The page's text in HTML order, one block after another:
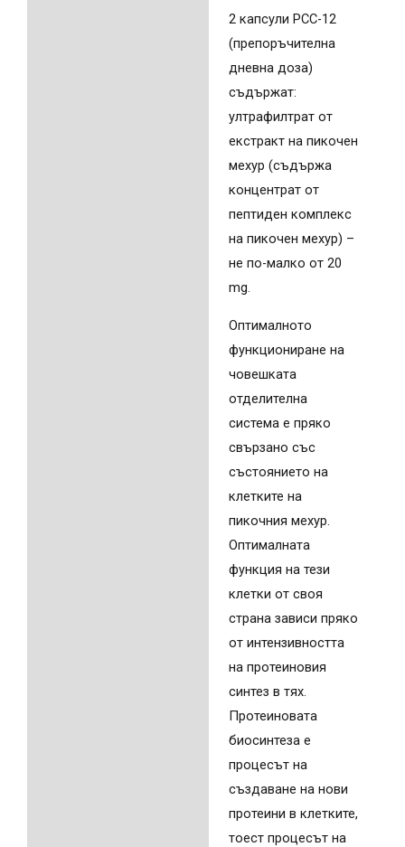
2 капсули PCC-12
(препоръчителна
дневна доза)
съдържат:
ултрафилтрат от
екстракт на пикочен
мехур (съдържа
концентрат от
пептиден комплекс
на пикочен мехур) –
не по-малко от 20
mg.
Оптималното
функциониране на
човешката
отделителна
система е пряко
свързано със
състоянието на
клетките на
пикочния мехур.
Оптималната
функция на тези
клетки от своя
страна зависи пряко
от интензивността
на протеиновия
синтез в тях.
Протеиновата
биосинтеза е
процесът на
създаване на нови
протеини в клетките,
тоест процесът на